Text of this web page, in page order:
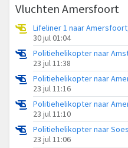
Vluchten Amersfoort
Lifeliner 1 naar
30 jul 01:04
23 jul 11:38
Politiehelikopter naar
23 jul 11:16
23 jul 11:10
23 jul 11:06